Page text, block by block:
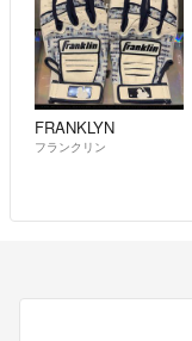
FRANKLYN
フランクリン